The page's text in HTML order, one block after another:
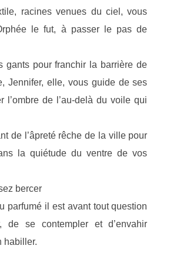
racines venues du ciel, vous
le fut, à passer le pas de
gants pour franchir la barrière de
Jennifer, elle, vous guide de ses
l’ombre de l’au-delà du voile qui
de l’âpreté rêche de la ville pour
la quiétude du ventre de vos
bercer
parfumé il est avant tout question
de se contempler et d’envahir
habiller.